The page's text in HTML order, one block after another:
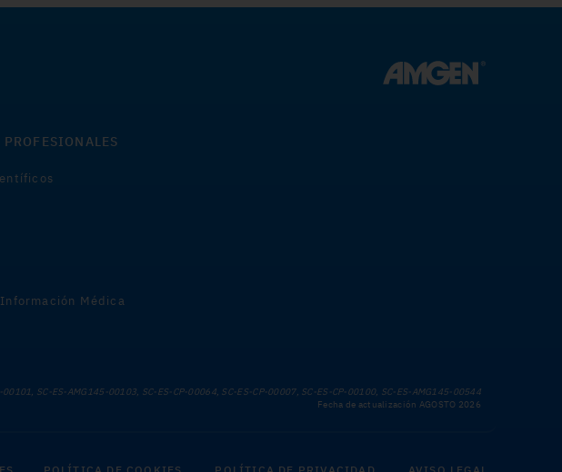
PROFESIONALES
Médica
00101, SC-ES-AMG145-00103, SC-ES-CP-00064, SC-ES-CP-00007, SC-ES-CP-00100, SC-ES-AMG145-00544
Fecha de actualización AGOSTO 2026